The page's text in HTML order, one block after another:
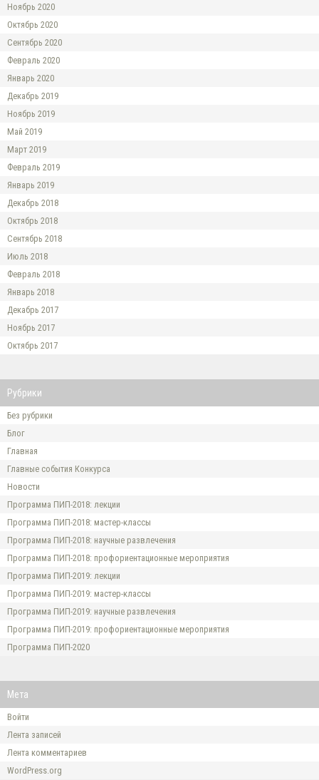
Ноябрь 2020
Октябрь 2020
Сентябрь 2020
Февраль 2020
Январь 2020
Декабрь 2019
Ноябрь 2019
Май 2019
Март 2019
Февраль 2019
Январь 2019
Декабрь 2018
Октябрь 2018
Сентябрь 2018
Июль 2018
Февраль 2018
Январь 2018
Декабрь 2017
Ноябрь 2017
Октябрь 2017
Рубрики
Без рубрики
Блог
Главная
Главные события Конкурса
Новости
Программа ПИП-2018: лекции
Программа ПИП-2018: мастер-классы
Программа ПИП-2018: научные развлечения
Программа ПИП-2018: профориентационные мероприятия
Программа ПИП-2019: лекции
Программа ПИП-2019: мастер-классы
Программа ПИП-2019: научные развлечения
Программа ПИП-2019: профориентационные мероприятия
Программа ПИП-2020
Мета
Войти
Лента записей
Лента комментариев
WordPress.org